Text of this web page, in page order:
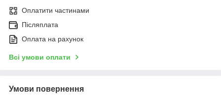
Оплатити частинами
Післяплата
Оплата на рахунок
Всі умови оплати
Умови повернення